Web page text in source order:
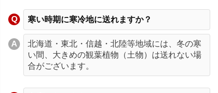
寒い時期に寒冷地に送れますか？
北海道・東北・信越・北陸等地域には、冬の寒
い間、大きめの観葉植物（土物）は送れない場
合がございます。